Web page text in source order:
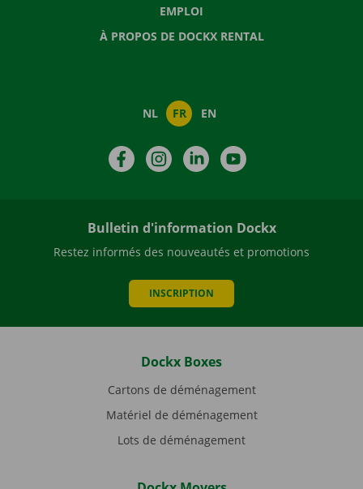
EMPLOI
À PROPOS DE DOCKX RENTAL
NL FR EN
FacebookInstagramLinkedIn
Bulletin d'information Dockx
Restez informés des nouveautés et promotions
INSCRIPTION
Dockx Boxes
Cartons de déménagement
Matériel de déménagement
Lots de déménagement